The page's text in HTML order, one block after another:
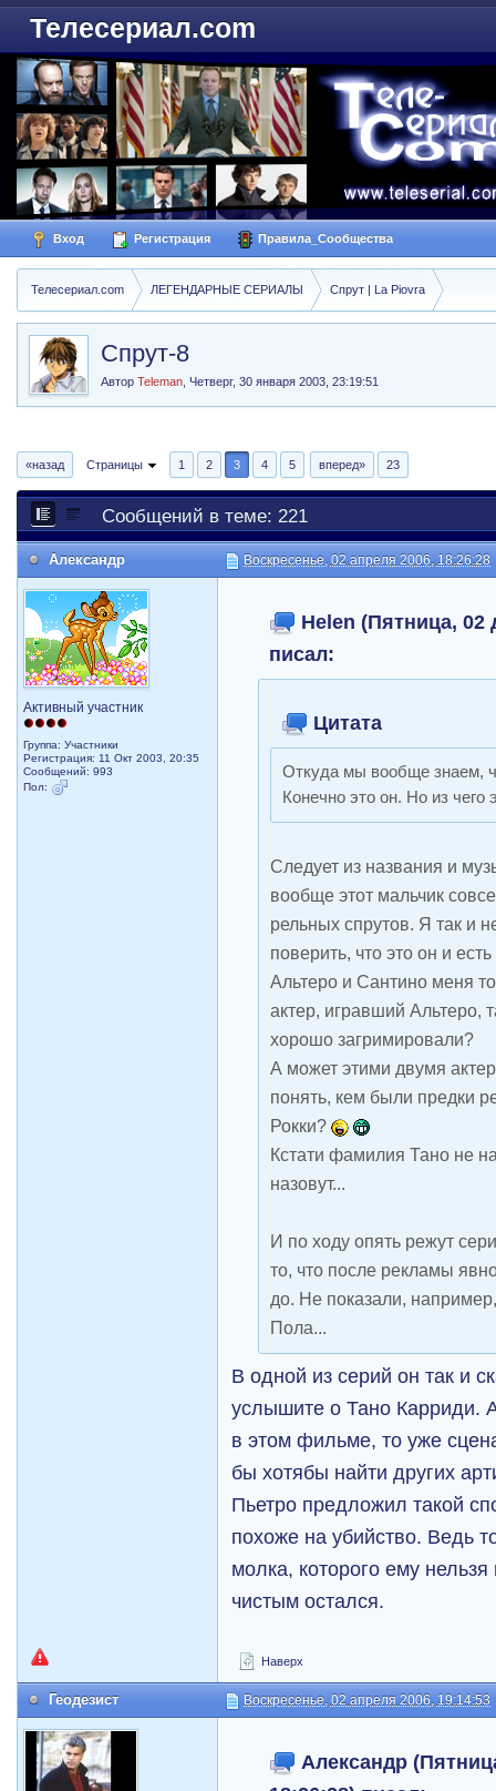
Телесериал.com
Вход Регистрация Правила_Сообщества
Телесериал.com ЛЕГЕНДАРНЫЕ СЕРИАЛЫ Спрут | La Piovra
Спрут-8
АвторTeleman ,Четверг, 30 января 2003, 23:19:51
«назад Страницы 1 2 3 4 5 вперед» 23
Сообщений в теме: 221
Александр Воскресенье, 02 апреля 2006, 18:26:28
Активный участник
Группа: Участники
Регистрация: 11 Окт 2003, 20:35
Сообщений: 993
Пол:
Helen (Пятница, 02
писал:
Цитата
Откуда мы вообще знаем,
Конечно это он. Но из чего
Следует из названия и
вообще этот мальчик
рельных спрутов. Я так и
поверить, что это он и
Альтеро и Сантино меня
актер, игравший Альтеро,
хорошо загримировали?
А может этими двумя
понять, кем были предки
Рокки?
Кстати фамилия Тано не
назовут...
И по ходу опять режут
то, что после рекламы
до. Не показали,
Пола...
В одной из серий он так и
услышите о Тано Карриди.
в этом фильме, то уже
бы хотябы найти других
Пьетро предложил такой
похоже на убийство. Ведь
молка, которого ему
чистым остался.
Наверх
Геодезист Воскресенье, 02 апреля 2006, 19:14:53
Александр